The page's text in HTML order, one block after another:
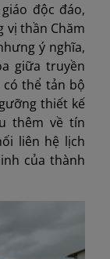
độc đáo,
vị thần Chăm
ý nghĩa,
giữa truyền
có thể tản bộ
thiết kế
thêm về tín
liên hệ lịch
của thành